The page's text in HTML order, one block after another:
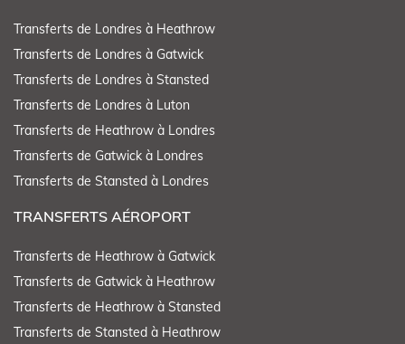
Transferts de Londres à Heathrow
Transferts de Londres à Gatwick
Transferts de Londres à Stansted
Transferts de Londres à Luton
Transferts de Heathrow à Londres
Transferts de Gatwick à Londres
Transferts de Stansted à Londres
TRANSFERTS AÉROPORT
Transferts de Heathrow à Gatwick
Transferts de Gatwick à Heathrow
Transferts de Heathrow à Stansted
Transferts de Stansted à Heathrow